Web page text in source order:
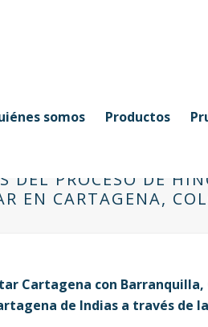
somos Productos
DEL PROCESO DE
EN CARTAGENA,
Cartagena con
de Indias a través de